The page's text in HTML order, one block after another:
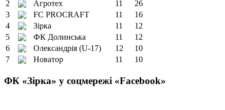
2
Агротех 11
26
3
FC PROCRAFT 11
16
4
Зірка 11
12
5
ФК Долинська 11
12
6
Олександрія (U-17) 12
10
7
Новатор 11 10
ФК «Зірка» у соцмережі «Facebook»